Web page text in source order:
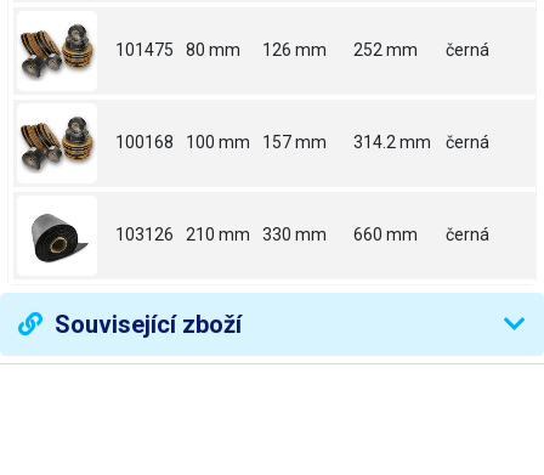
101475 80 mm 126 mm 252 mm černá
100168 100 mm 157 mm 314.2 mm černá
103126 210 mm 330 mm 660 mm černá
Související zboží